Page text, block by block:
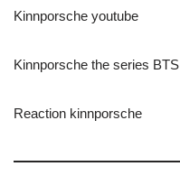
Kinnporsche youtube
Kinnporsche the series BTS
Reaction kinnporsche